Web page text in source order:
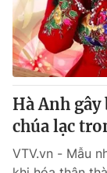
Hà Anh
chúa lạc
VTV.vn - Mẫu